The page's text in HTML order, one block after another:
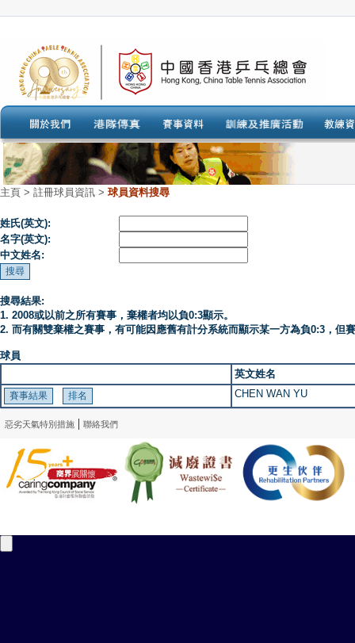
主頁 > 註冊球員資訊 > 球員資料搜尋
姓氏(英文):
名字(英文):
中文姓名:
搜尋結果:
1. 2008或以前之所有賽事，棄權者均以負0:3顯示。
2. 而有關雙棄權之賽事，有可能因應舊有計分系統而顯示某一方為負0:3，但
球員
英文姓名
CHEN WAN YU